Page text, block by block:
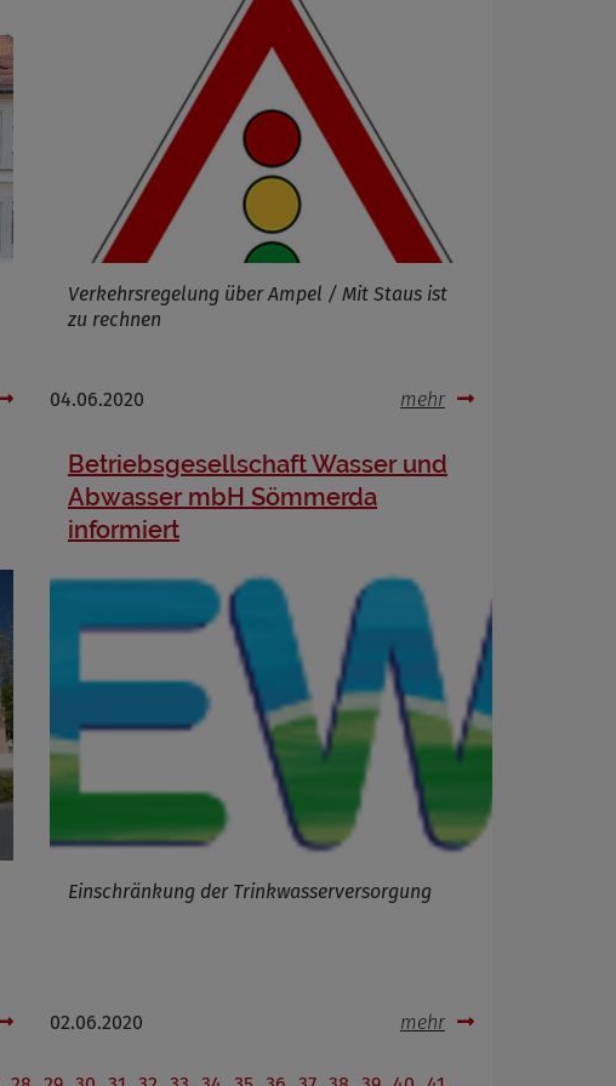
Verkehrsregelung über Ampel / Mit Staus ist
zu rechnen
04.06.2020 mehr
Betriebsgesellschaft Wasser und
Abwasser mbH Sömmerda
informiert
Einschränkung der Trinkwasserversorgung
02.06.2020 mehr